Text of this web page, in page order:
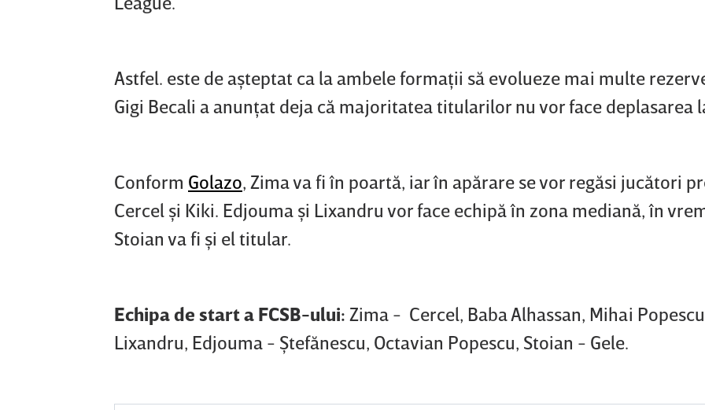
Astfel. este de aşteptat ca la ambele formaţii să evolueze mai multe
Gigi Becali a anunţat deja că majoritatea titularilor nu vor face deplasarea
Conform Golazo, Zima va fi în poartă, iar în apărare se vor regăsi jucători
Cercel şi Kiki. Edjouma şi Lixandru vor face echipă în zona mediană, în
Stoian va fi şi el titular.
Echipa de start a FCSB-ului: Zima - Cercel, Baba Alhassan, Mihai
Lixandru, Edjouma - Ştefănescu, Octavian Popescu, Stoian - Gele.